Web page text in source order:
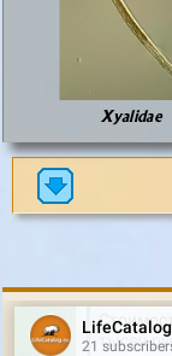
Xyalidae